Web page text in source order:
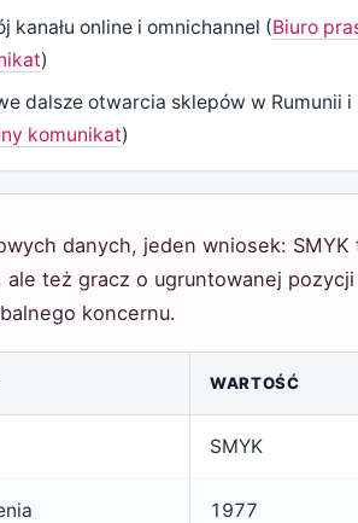
kanału online i omnichannel (Biuro
)
dalsze otwarcia sklepów w Rumunii i
komunikat)
danych, jeden wniosek:
ale też gracz o ugruntowanej
koncernu.
o sieci SMYK
WARTOŚĆ
SMYK
1977